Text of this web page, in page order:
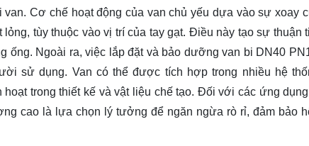
van. Cơ chế hoạt động của van chủ yếu dựa vào sự xoay
lỏng, tùy thuộc vào vị trí của tay gạt. Điều này tạo sự thuận
ống. Ngoài ra, việc lắp đặt và bảo dưỡng van bi DN40
sử dụng. Van có thể được tích hợp trong nhiều hệ
hoạt trong thiết kế và vật liệu chế tạo. Đối với các ứng
cao là lựa chọn lý tưởng để ngăn ngừa rò rỉ, đảm bảo